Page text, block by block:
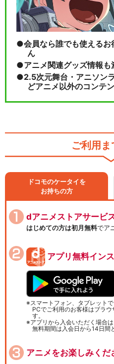
会員なら誰でも使える
ん
アニメ関連グッズ情報も
2.5次元舞台・アニソン
どアニメ以外のコンテ
ご利用
ドコモのケータイを
お持ちの方
dアニメストアサービ
はじめての方は初月無料でア
アプリ無料イン
スマートフォン、タブレット
PCでご利用のお客様はブラ
す。
アプリから入会いただく場合
無料期間は入会日から14日間
アニメをお楽しみくだ